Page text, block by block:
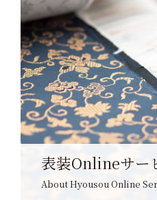
表装Onlineサー
About Hyousou Online